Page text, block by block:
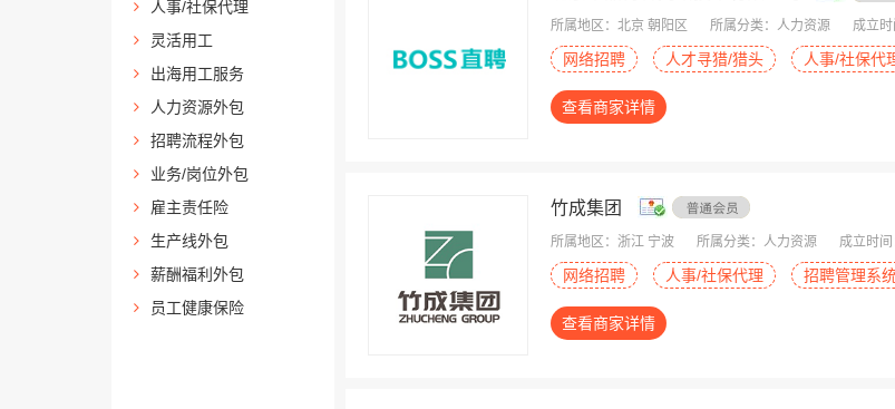
人事/社保代理
灵活用工
出海用工服务
人力资源外包
招聘流程外包
业务/岗位外包
雇主责任险
生产线外包
薪酬福利外包
员工健康保险
所属地区：北京 朝阳区 所属分类：人力资源 成立
网络招聘 人才寻猎/猎头 人事/社保代
查看商家详情
竹成集团
所属地区：浙江 宁波 所属分类：人力资源 成立时
网络招聘 人事/社保代理 招聘管理系
查看商家详情